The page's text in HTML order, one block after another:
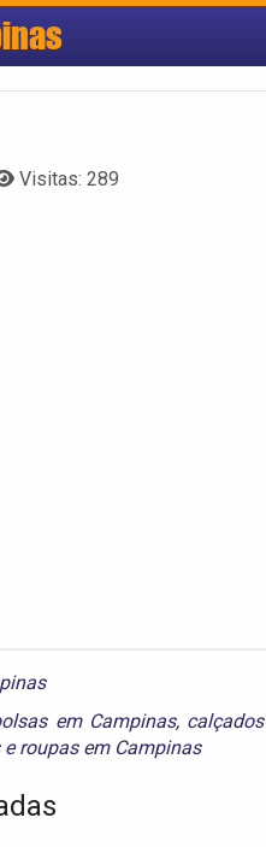
Visitas: 289
em Campinas,
eroupas em Campinas